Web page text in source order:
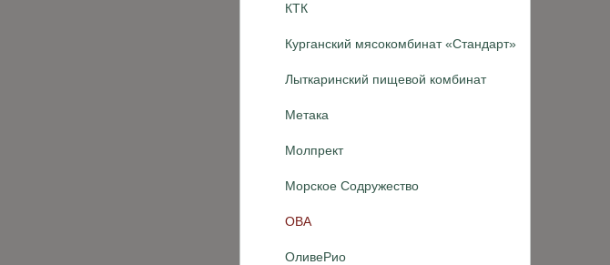
КТК
Курганский мясокомбинат «Стандарт»
Лыткаринский пищевой комбинат
Метака
Молпрект
Морское Содружество
ОВА
ОливеРио